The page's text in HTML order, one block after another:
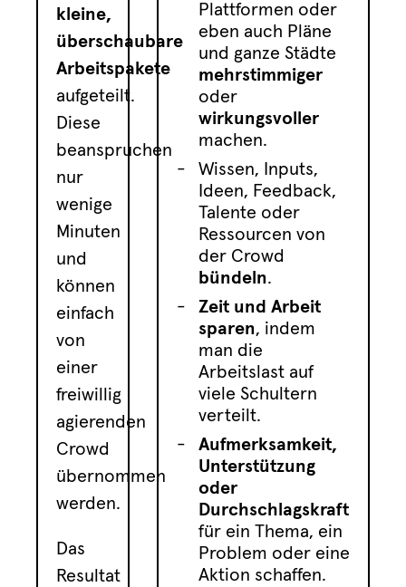
kleine,
überschaubare
Arbeitspakete
aufgeteilt.
Diese
beanspruchen
nur
wenige
Minuten
und
können
einfach
von
einer
freiwillig
agierenden
Crowd
übernommen
werden.
Das
Resultat
Plattformen oder
eben auch Pläne
und ganze Städte
mehrstimmiger
oder
wirkungsvoller
machen.
Wissen, Inputs,
Ideen, Feedback,
Talente oder
Ressourcen von
der Crowd
bündeln.
Zeit und Arbeit
sparen, indem
man die
Arbeitslast auf
viele Schultern
verteilt.
Aufmerksamkeit,
Unterstützung
oder
Durchschlagskraft
für ein Thema, ein
Problem oder eine
Aktion schaffen.